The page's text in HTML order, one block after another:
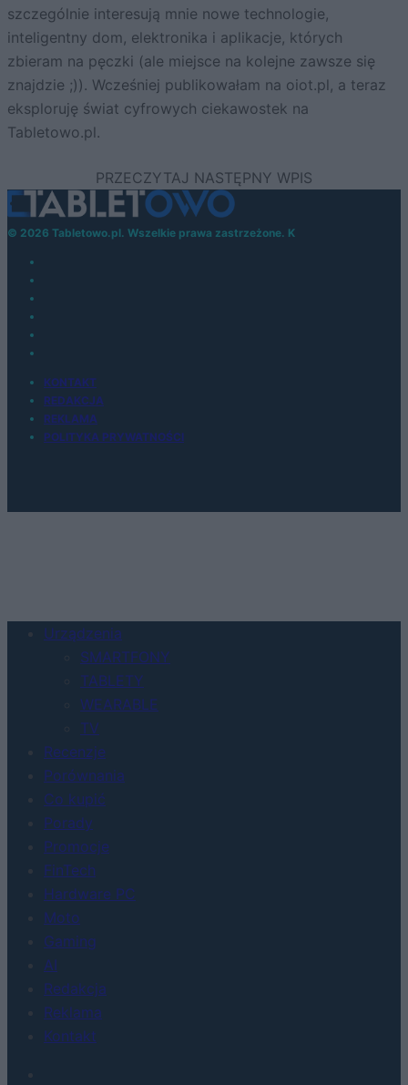
szczególnie interesują mnie nowe technologie,
inteligentny dom, elektronika i aplikacje, których
zbieram na pęczki (ale miejsce na kolejne zawsze się
znajdzie ;)). Wcześniej publikowałam na oiot.pl, a teraz
eksploruję świat cyfrowych ciekawostek na
Tabletowo.pl.
© 2026 Tabletowo.pl. Wszelkie prawa zastrzeżone. K
KONTAKT
REDAKCJA
REKLAMA
POLITYKA PRYWATNOŚCI
Urządzenia
SMARTFONY
TABLETY
WEARABLE
TV
Recenzje
Porównania
Co kupić
Porady
Promocje
FinTech
Hardware PC
Moto
Gaming
AI
Redakcja
Reklama
Kontakt